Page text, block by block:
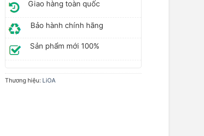
Giao hàng toàn quốc
Bảo hành chính hãng
Sản phẩm mới 100%
Thương hiệu: LiOA